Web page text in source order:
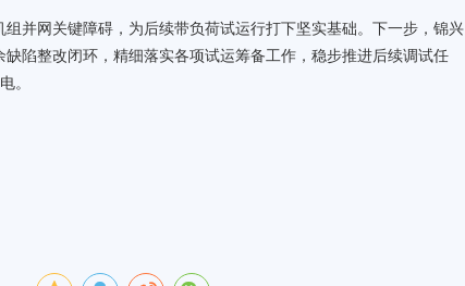
并网关键障碍，为后续带负荷试运行打下坚实基础。下一步，锦兴
陷整改闭环，精细落实各项试运筹备工作，稳步推进后续调试任
。